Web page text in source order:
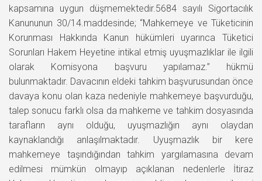
kapsamına uygun düşmemektedir.5684 sayılı Sigortacılık
Kanununun 30/14.maddesinde; “Mahkemeye ve Tüketicinin
Korunması Hakkında Kanun hükümleri uyarınca Tüketici
Sorunları Hakem Heyetine intikal etmiş uyuşmazlıklar ile ilgili
olarak Komisyona başvuru yapılamaz.” hükmü
bulunmaktadır. Davacının eldeki tahkim başvurusundan önce
davaya konu olan kaza nedeniyle mahkemeye başvurduğu,
talep sonucu farklı olsa da mahkeme ve tahkim dosyasında
tarafların aynı olduğu, uyuşmazlığın aynı olaydan
kaynaklandığı anlaşılmaktadır. Uyuşmazlık bir kere
mahkemeye taşındığından tahkim yargılamasına devam
edilmesi mümkün olmayıp açıklanan nedenlerle İtiraz